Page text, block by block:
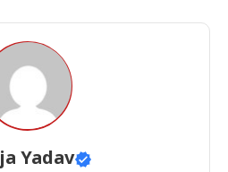
Yadav